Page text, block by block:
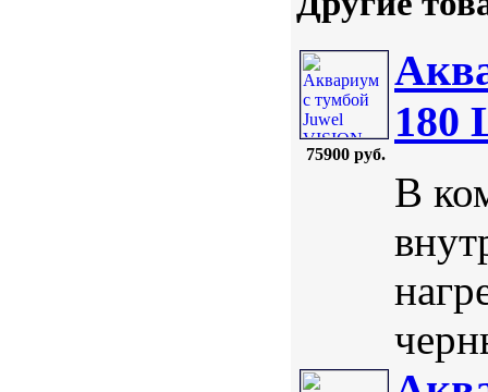
75900 руб.
180
В